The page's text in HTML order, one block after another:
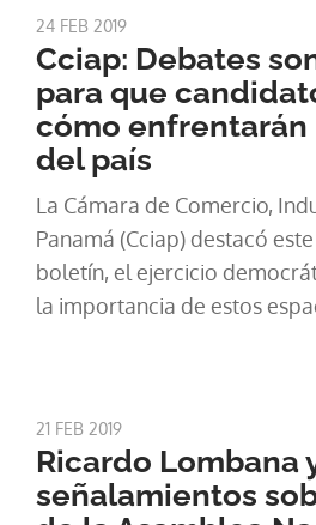
celebrado el pasado
el Domo de la Universidad
24 FEB 2019
Cciap: Debates
para que
cómo enfrentarán
del país
La Cámara de Comercio,
Panamá (Cciap) destacó
boletín, el ejercicio
la importancia de estos
21 FEB 2019
Ricardo Lombana
señalamientos